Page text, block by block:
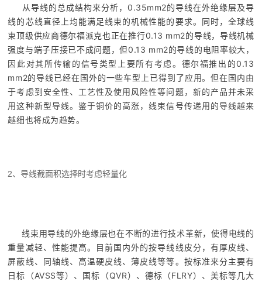
从导线的总成结构来分析，0.35mm2的导线在外绝缘层及导
线的芯线直径上均能满足线束的机械性能的要求。同时，全球线
束顶级供应商德尔福派克也正在推行0.13 mm2的导线，导线机械
强度与端子压接已不成问题，但0.13 mm2的导线的电阻率较大，
因此对其所传输的信号类型上要所有考虑。德尔福推出的0.13
mm2的导线已经在国外的一些车型上已得到了应用。但在国内由
于考虑到安全性、工艺性及使用风险性等问题，新的产品并未采
用这种新型导线。鉴于铜价的高涨，线束信号传递用的导线越来
越细也将成为趋势。
2、导线截面积选择时考虑轻量化
线束用导线的外绝缘层也在不断的进行技术革新，使得电线的
重量减轻、性能提高。目前国内外的按导线线皮分，有厚皮线、
屏蔽线、同轴线、高温硬皮线、薄皮线等等。按标准来分主要有
日标（AVSS等）、国标（QVR）、德标（FLRY）、美标等几大